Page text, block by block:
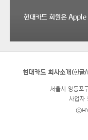
현대카드 회원은 Apple
현대카드 회사소개(한글/
서울시 영등포
사업자